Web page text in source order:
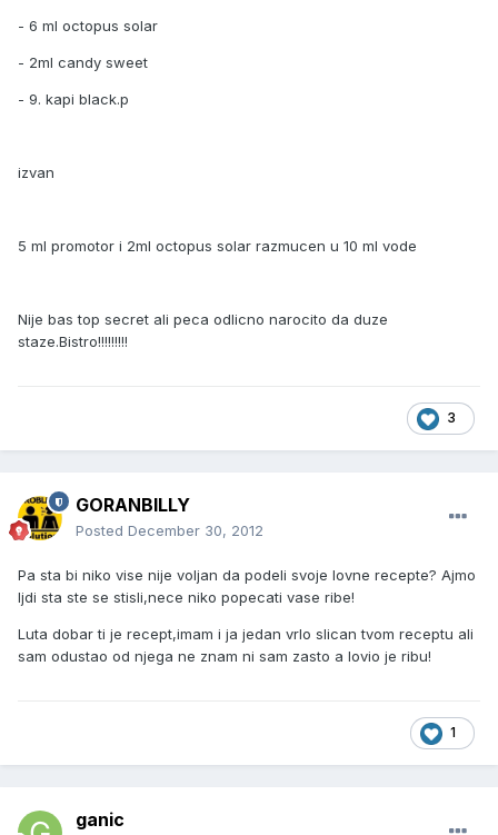
- 6 ml octopus solar
- 2ml candy sweet
- 9. kapi black.p
izvan
5 ml promotor i 2ml octopus solar razmucen u 10 ml vode
Nije bas top secret ali peca odlicno narocito da duze
staze.Bistro!!!!!!!!!
3
GORANBILLY
Posted December 30, 2012
Pa sta bi niko vise nije voljan da podeli svoje lovne recepte? Ajmo
ljdi sta ste se stisli,nece niko popecati vase ribe!
Luta dobar ti je recept,imam i ja jedan vrlo slican tvom receptu ali
sam odustao od njega ne znam ni sam zasto a lovio je ribu!
1
ganic